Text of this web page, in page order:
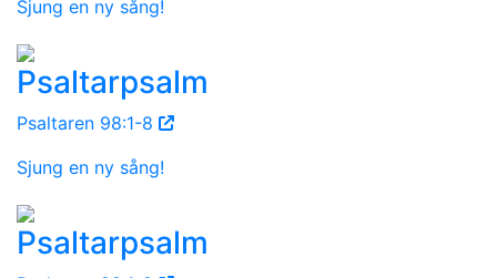
Sjung en ny sång!
Psaltarpsalm
Psaltaren 98:1-8
Sjung en ny sång!
Psaltarpsalm